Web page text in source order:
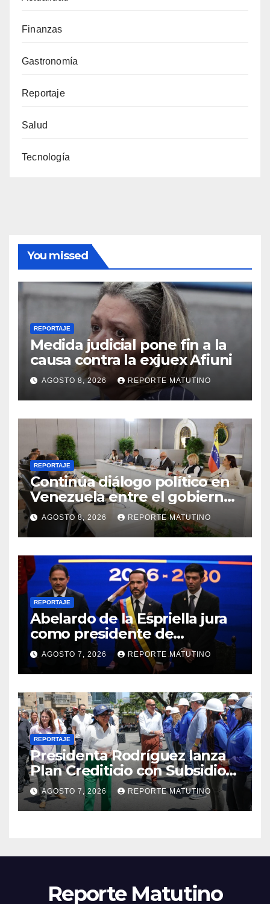
Finanzas
Gastronomía
Reportaje
Salud
Tecnología
You missed
REPORTAJE
Medida judicial pone fin a la
causa contra la exjuex Afiuni
AGOSTO 8, 2026 REPORTE MATUTINO
REPORTAJE
Continúa diálogo político en
Venezuela entre el gobierno
y la oposición
AGOSTO 8, 2026 REPORTE MATUTINO
REPORTAJE
Abelardo de la Espriella jura
como presidente de
Colombia para el periodo
2026-2030
AGOSTO 7, 2026 REPORTE MATUTINO
REPORTAJE
Presidenta Rodríguez lanza
Plan Crediticio con Subsidio
Directo en encuentro con
Juntas de Condominio
AGOSTO 7, 2026 REPORTE MATUTINO
Reporte Matutino